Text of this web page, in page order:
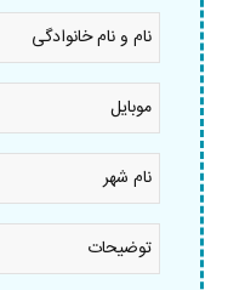
نام
نام
خانوادگی
موبایل
نام
شهر *
توضیحات